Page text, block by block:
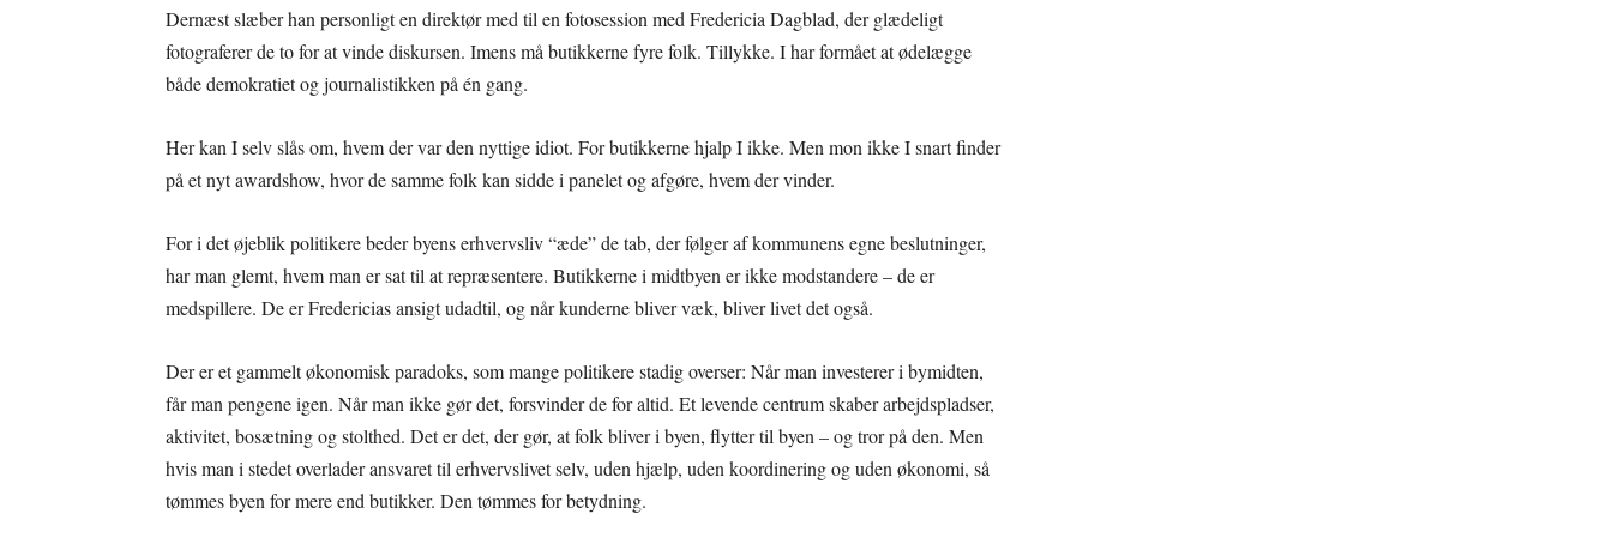
Dernæst slæber han personligt en direktør med til en fotosession med Fredericia Dagblad, der glædeligt
fotograferer de to for at vinde diskursen. Imens må butikkerne fyre folk. Tillykke. I har formået at ødelægge
både demokratiet og journalistikken på én gang.
Her kan I selv slås om, hvem der var den nyttige idiot. For butikkerne hjalp I ikke. Men mon ikke I snart finder
på et nyt awardshow, hvor de samme folk kan sidde i panelet og afgøre, hvem der vinder.
For i det øjeblik politikere beder byens erhvervsliv “æde” de tab, der følger af kommunens egne beslutninger,
har man glemt, hvem man er sat til at repræsentere. Butikkerne i midtbyen er ikke modstandere – de er
medspillere. De er Fredericias ansigt udadtil, og når kunderne bliver væk, bliver livet det også.
Der er et gammelt økonomisk paradoks, som mange politikere stadig overser: Når man investerer i bymidten,
får man pengene igen. Når man ikke gør det, forsvinder de for altid. Et levende centrum skaber arbejdspladser,
aktivitet, bosætning og stolthed. Det er det, der gør, at folk bliver i byen, flytter til byen – og tror på den. Men
hvis man i stedet overlader ansvaret til erhvervslivet selv, uden hjælp, uden koordinering og uden økonomi, så
tømmes byen for mere end butikker. Den tømmes for betydning.